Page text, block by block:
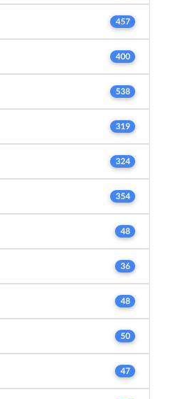
457
400
538
319
324
354
48
36
48
50
47